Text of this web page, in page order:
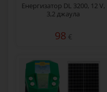
Енергизатор DL 3200, 12 V,
3,2 джаула
98 €